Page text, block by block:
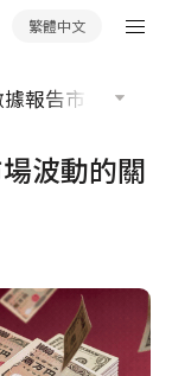
繁體中文
據報告市場分析
波動的關